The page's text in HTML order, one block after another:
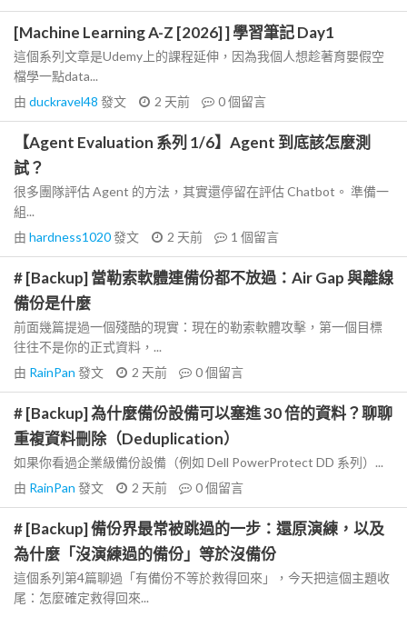
[Machine Learning A-Z [2026] ] 學習筆記 Day1
這個系列文章是Udemy上的課程延伸，因為我個人想趁著育嬰假空
檔學一點data...
由 duckravel48 發文 2 天前 0個留言
【Agent Evaluation 系列 1/6】Agent 到底該怎麼測
試？
很多團隊評估 Agent 的方法，其實還停留在評估 Chatbot。 準備一
組...
由 hardness1020發文 2 天前 1 個留言
# [Backup] 當勒索軟體連備份都不放過：Air Gap 與離線
備份是什麼
前面幾篇提過一個殘酷的現實：現在的勒索軟體攻擊，第一個目標
往往不是你的正式資料，...
由 RainPan 發文 2 天前 0個留言
# [Backup] 為什麼備份設備可以塞進 30 倍的資料？聊聊
重複資料刪除（Deduplication）
如果你看過企業級備份設備（例如 Dell PowerProtect DD 系列）...
由 RainPan 發文 2 天前 0個留言
# [Backup] 備份界最常被跳過的一步：還原演練，以及
為什麼「沒演練過的備份」等於沒備份
這個系列第4篇聊過「有備份不等於救得回來」，今天把這個主題收
尾：怎麼確定救得回來...